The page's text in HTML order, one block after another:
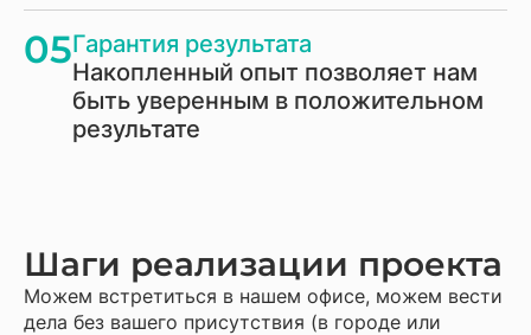
05Гарантия результата
Накопленный опыт позволяет нам
быть уверенным в положительном
результате
Шаги реализации проекта
Можем встретиться в нашем офисе, можем вести
дела без вашего присутствия (в городе или